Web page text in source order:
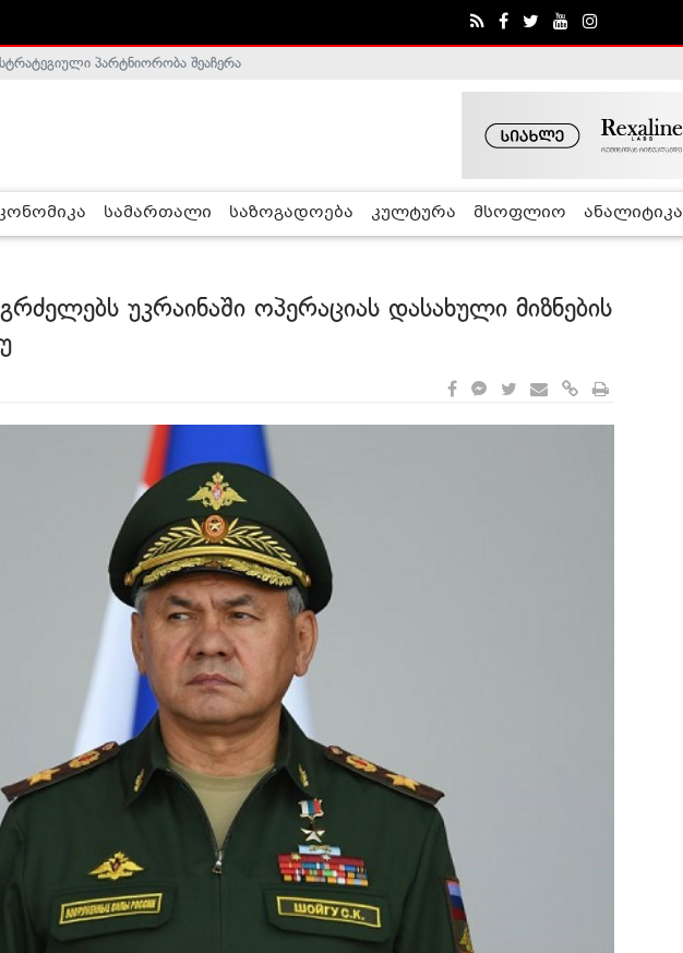
არალეგიტიმურია - ჰელსინკის კომისია
პარტნიორობა შეაჩერა
სამართალი საზოგადოება კულტურა მსოფლიო ანალიტიკა
უკრაინაში ოპერაციას დასახული მიზნების